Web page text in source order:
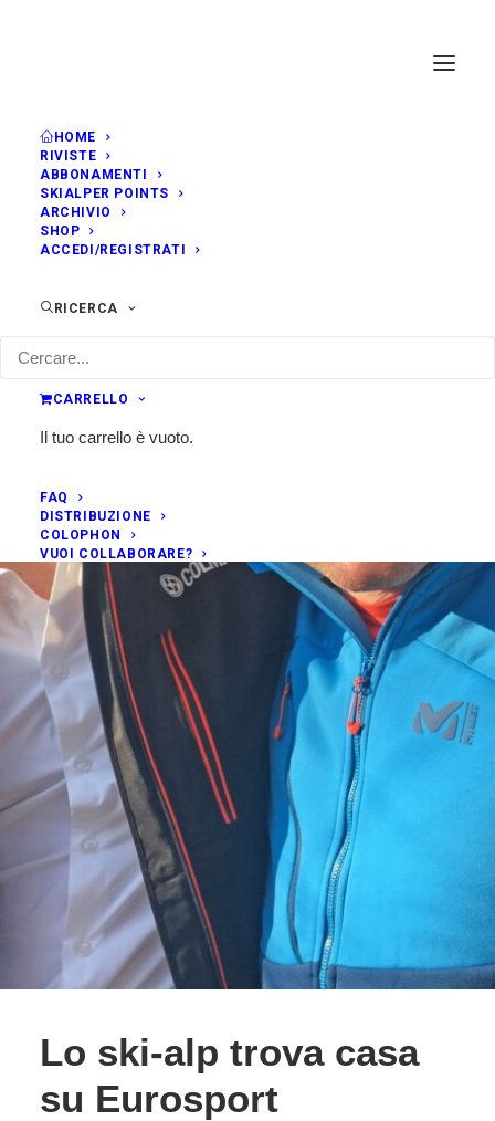
HOME
RIVISTE
ABBONAMENTI
SKIALPER POINTS
ARCHIVIO
SHOP
ACCEDI/REGISTRATI
RICERCA
CARRELLO
Il tuo carrello è vuoto.
FAQ
DISTRIBUZIONE
COLOPHON
VUOI COLLABORARE?
Lo ski-alp trova casa
su Eurosport